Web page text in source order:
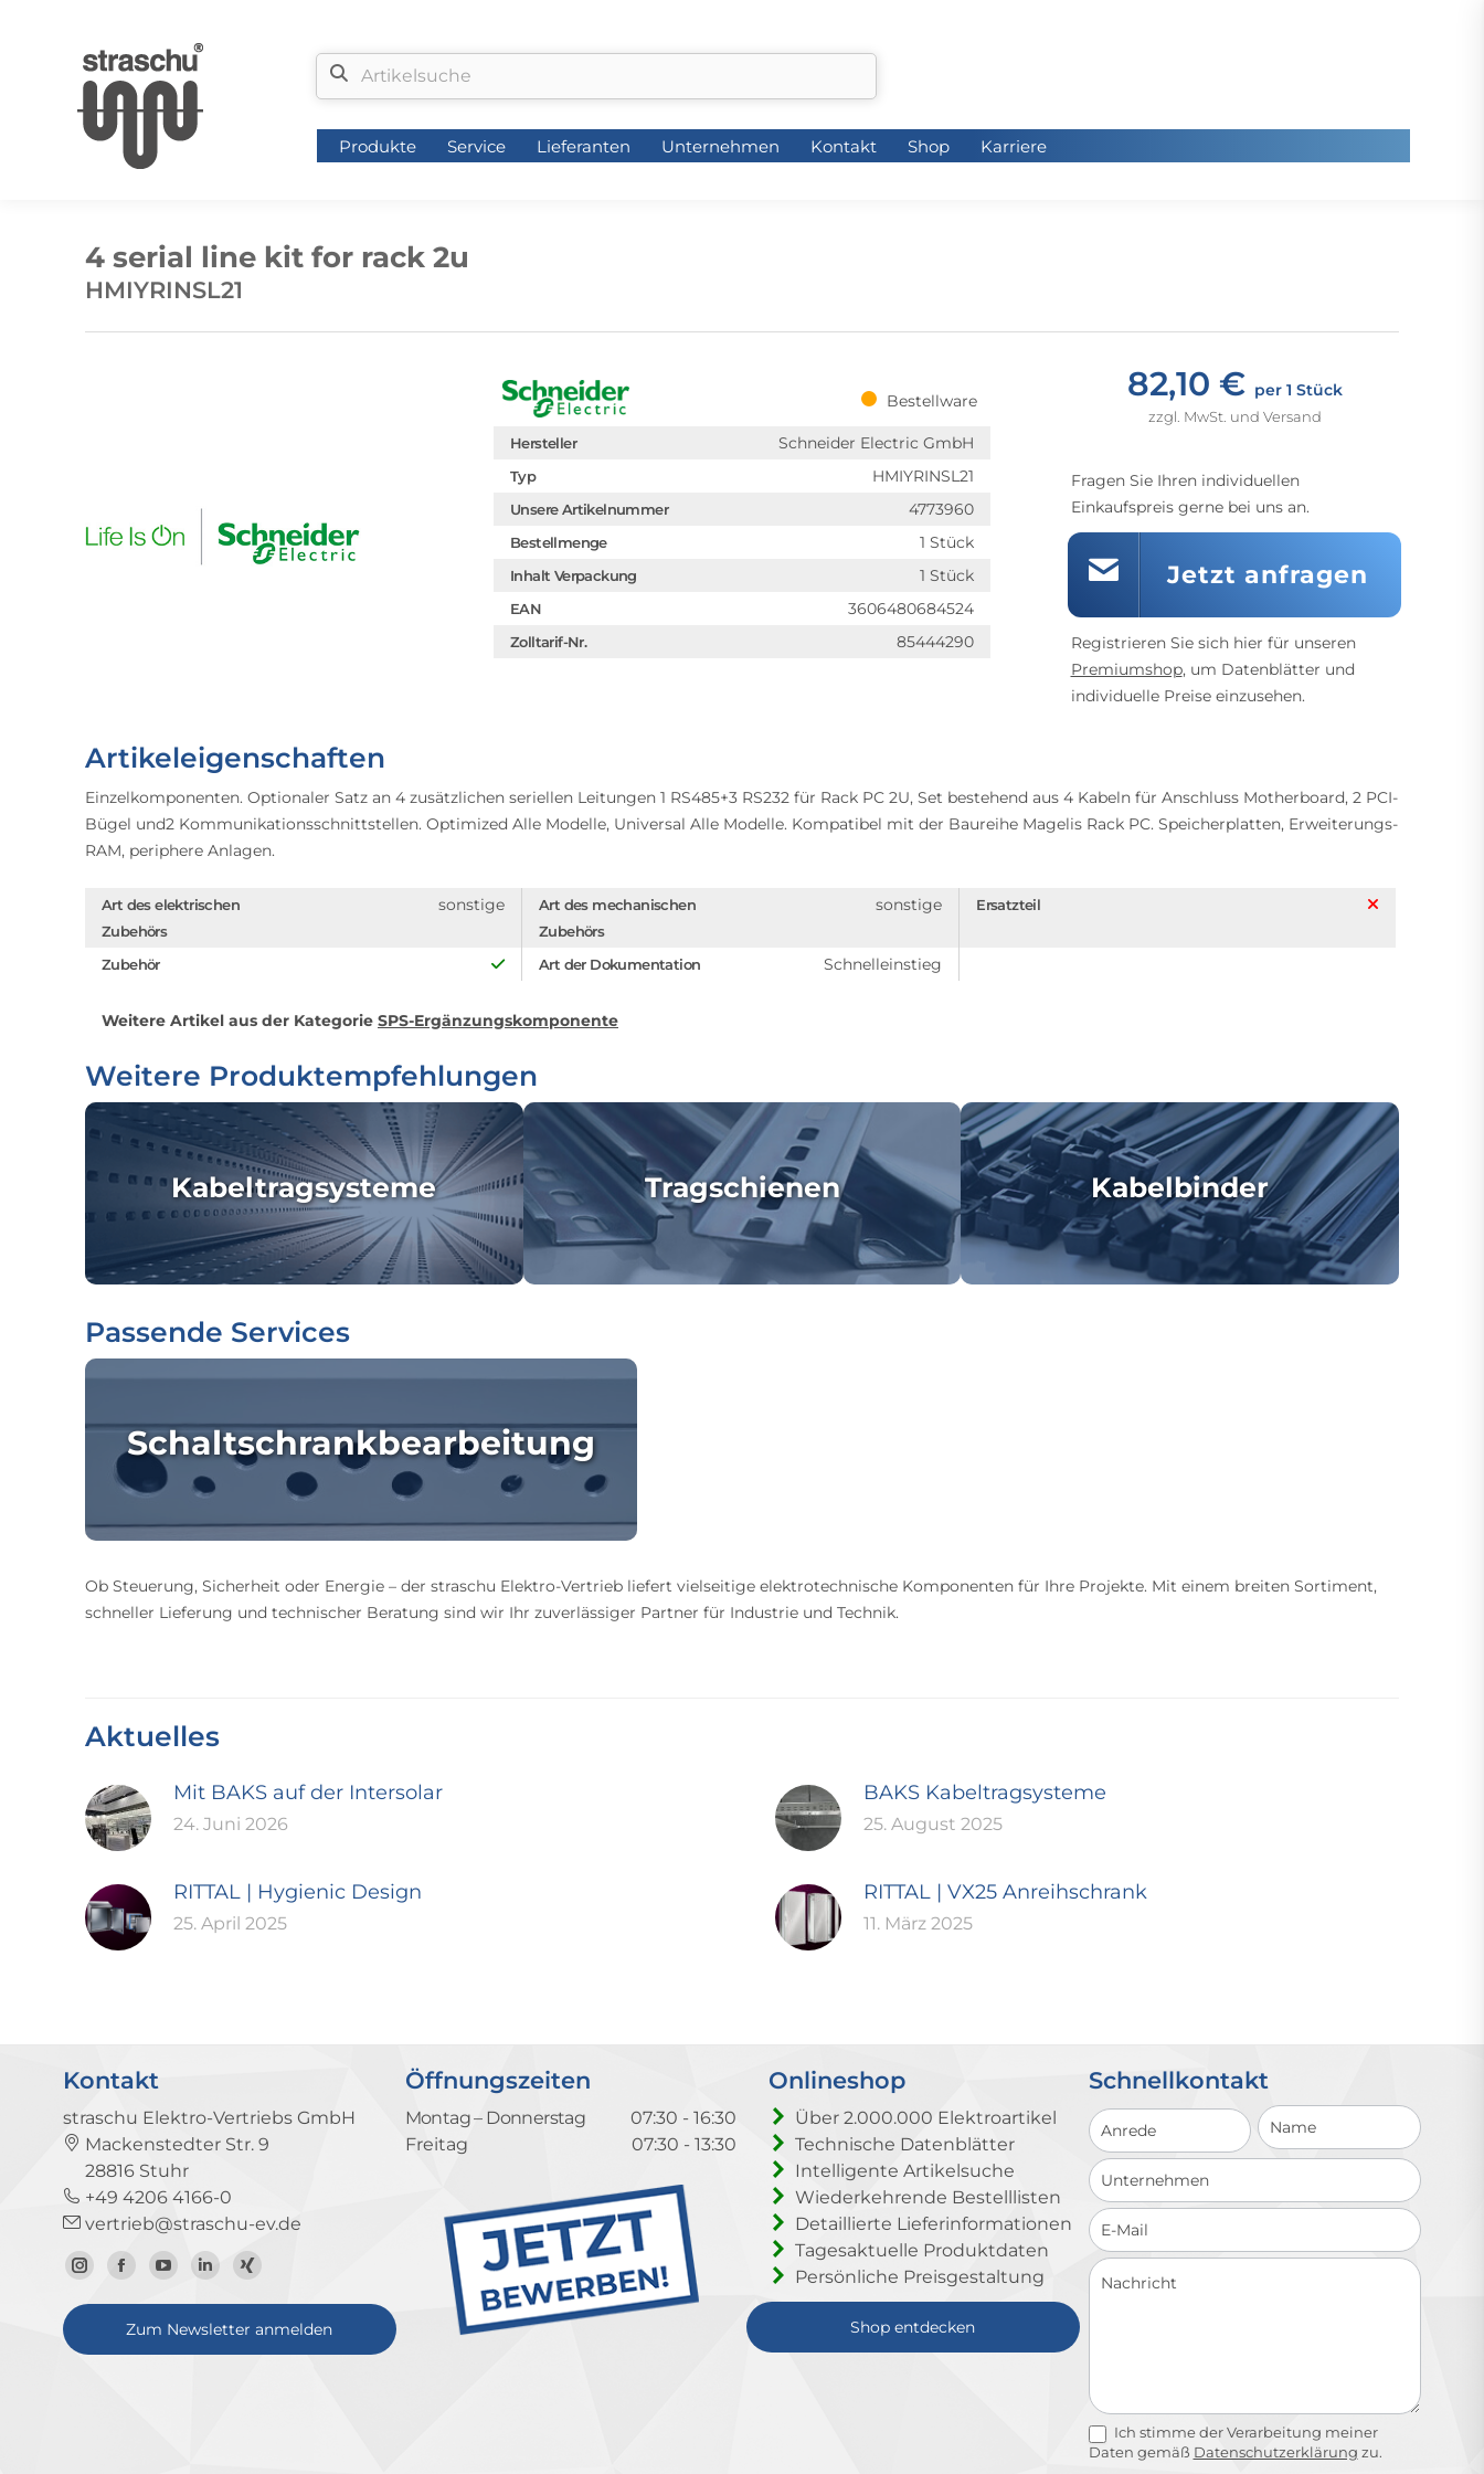
Produkte Service Lieferanten Unternehmen Kontakt Shop Karriere
4 serial line kit for rack 2u
HMIYRINSL21
Bestellware
Hersteller Schneider Electric GmbH
Typ HMIYRINSL21
Unsere Artikelnummer 4773960
Bestellmenge 1 Stück
Inhalt Verpackung 1 Stück
EAN 3606480684524
Zolltarif-Nr. 85444290
82,10 € per 1 Stück
zzgl. MwSt. und Versand
Fragen Sie Ihren individuellen
Einkaufspreis gerne bei uns an.
Jetzt anfragen
Registrieren Sie sich hier für unseren
Premiumshop, um Datenblätter und
individuelle Preise einzusehen.
Artikeleigenschaften
Einzelkomponenten. Optionaler Satz an 4 zusätzlichen seriellen Leitungen 1 RS485+3 RS232 für Rack PC 2U, Set bestehend aus 4 Kabeln für Anschluss Motherboard, 2 PCI-
Bügel und2 Kommunikationsschnittstellen. Optimized Alle Modelle, Universal Alle Modelle. Kompatibel mit der Baureihe Magelis Rack PC. Speicherplatten, Erweiterungs-
RAM, periphere Anlagen.
Art des elektrischen
Zubehörs
sonstige
Art des mechanischen
Zubehörs
sonstige Ersatzteil
Zubehör Art der Dokumentation Schnelleinstieg
Weitere Artikel aus der Kategorie SPS-Ergänzungskomponente
Weitere Produktempfehlungen
Kabeltragsysteme Tragschienen Kabelbinder
Passende Services
Schaltschrankbearbeitung
Ob Steuerung, Sicherheit oder Energie – der straschu Elektro-Vertrieb liefert vielseitige elektrotechnische Komponenten für Ihre Projekte. Mit einem breiten Sortiment,
schneller Lieferung und technischer Beratung sind wir Ihr zuverlässiger Partner für Industrie und Technik.
Aktuelles
Mit BAKS auf der Intersolar
24. Juni 2026
BAKS Kabeltragsysteme
25. August 2025
RITTAL | Hygienic Design
25. April 2025
RITTAL | VX25 Anreihschrank
11. März 2025
Kontakt
straschu Elektro-Vertriebs GmbH
Mackenstedter Str. 9
28816 Stuhr
+49 4206 4166-0
vertrieb@straschu-ev.de
Zum
Instagram-
Zur
Facebook-
Seite
Zum
YouTube-
Kanal
Zum
LinkedIn-
Profil
Zum
Xing-
Profil
Zum Newsletter anmelden
Öffnungszeiten
Montag – Donnerstag
07:30 - 16:30
Freitag
07:30 - 13:30
Onlineshop
Über 2.000.000 Elektroartikel
Technische Datenblätter
Intelligente Artikelsuche
Wiederkehrende Bestelllisten
Detaillierte Lieferinformationen
Tagesaktuelle Produktdaten
Persönliche Preisgestaltung
Shop entdecken
Schnellkontakt
Schnellkontakt
Ich stimme der Verarbeitung meiner
Daten gemäß Datenschutzerklärung zu.
Produkte Service Lieferanten Unternehmen Kontakt